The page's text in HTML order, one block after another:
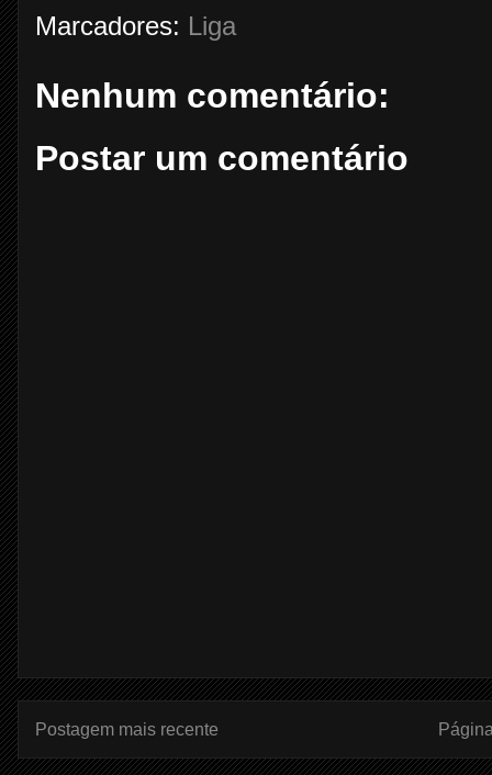
Marcadores: Liga
Nenhum comentário:
Postar um comentário
Postagem mais recente